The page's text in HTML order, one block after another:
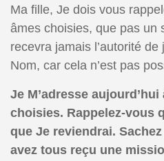
Ma fille, Je dois vous
âmes choisies, que pas un
recevra jamais l’autorité
Nom, car cela n’est pas
Je M’adresse
choisies. Rappelez-vous
que Je reviendrai.
avez tous reçu une